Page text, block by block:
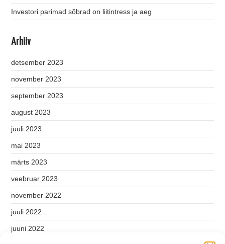
Investori parimad sõbrad on liitintress ja aeg
Arhiiv
detsember 2023
november 2023
september 2023
august 2023
juuli 2023
mai 2023
märts 2023
veebruar 2023
november 2022
juuli 2022
juuni 2022